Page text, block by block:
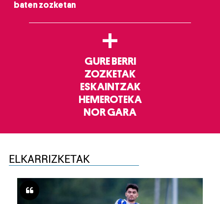
baten zozketan
+
GURE BERRI
ZOZKETAK
ESKAINTZAK
HEMEROTEKA
NOR GARA
ELKARRIZKETAK